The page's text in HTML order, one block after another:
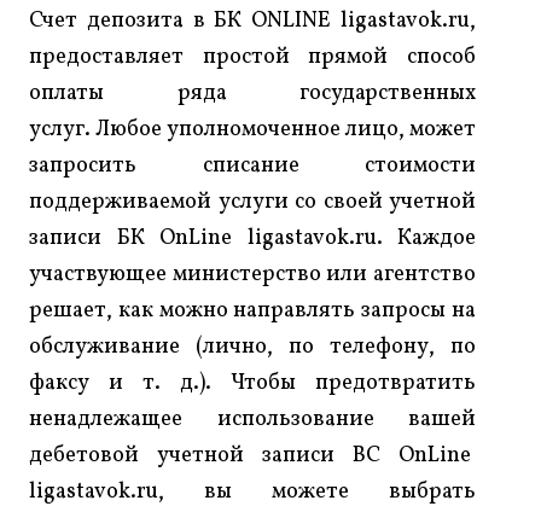
Счет депозита в БК ONLINE ligastavok.ru,
предоставляет простой прямой способ
оплаты ряда государственных
услуг. Любое уполномоченное лицо, может
запросить списание стоимости
поддерживаемой услуги со своей учетной
записи БК OnLine ligastavok.ru. Каждое
участвующее министерство или агентство
решает, как можно направлять запросы на
обслуживание (лично, по телефону, по
факсу и т. д.). Чтобы предотвратить
ненадлежащее использование вашей
дебетовой учетной записи BC OnLine
ligastavok.ru, вы можете выбрать